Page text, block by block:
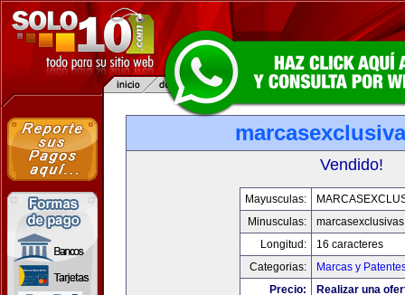
Vendido!
Mayusculas:
Minusculas:
Longitud:
16 caracteres
Categorias:
Marcas y
Precio:
Realizar una